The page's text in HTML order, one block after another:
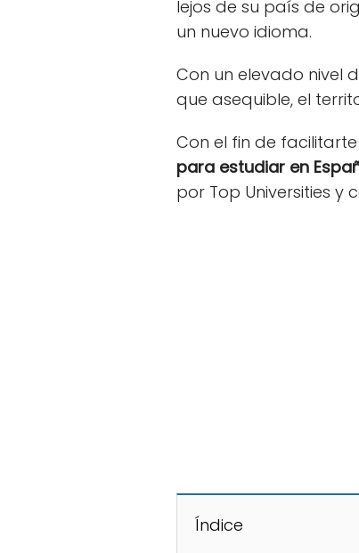
lejos de su país de
un nuevo idioma.
Con un elevado nivel
que asequible, el
Con el fin de
para estudiar en
por Top Universities
Índice